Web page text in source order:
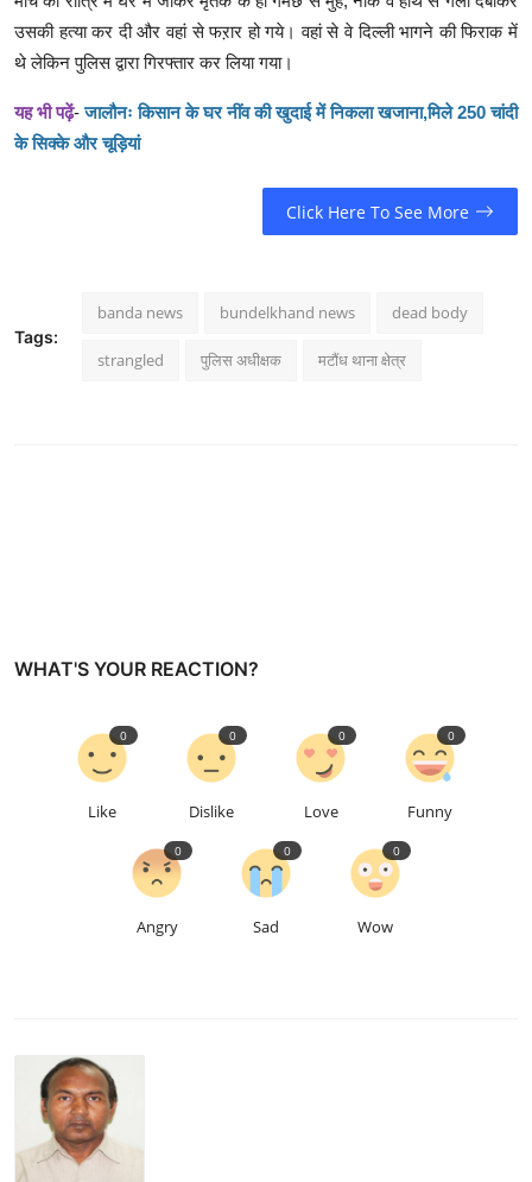
उसकी हत्या कर दी और वहां से फऱार हो गये। वहां से वे दिल्ली भागने की फिराक में
थे लेकिन पुलिस द्वारा गिरफ्तार कर लिया गया।
यह भी पढ़ें-जालौनः किसान के घर नींव की खुदाई में निकला खजाना,मिले 250 चांदी
के सिक्के और चूड़ियां
Click Here To See More
Tags:
banda news bundelkhand news dead body
strangled पुलिस अधीक्षक मटौंध थाना क्षेत्र
WHAT'S YOUR REACTION?
Like
0
Dislike
0
Love
0
Funny
0
Angry
0
Sad
0
Wow
0